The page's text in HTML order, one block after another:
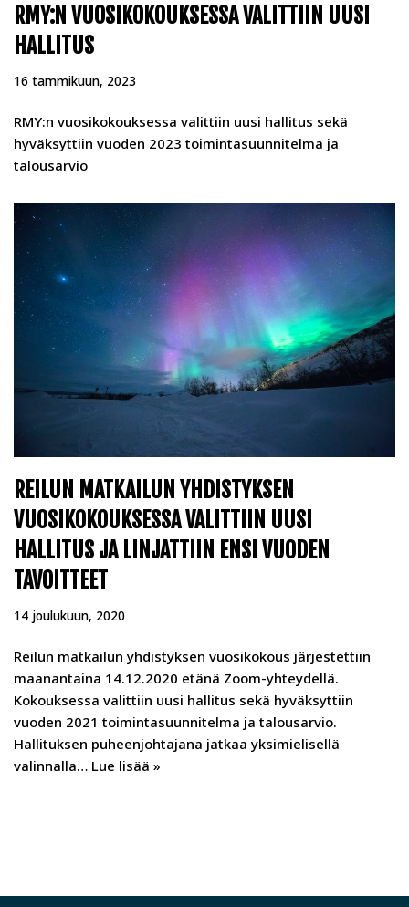
RMY:N VUOSIKOKOUKSESSA VALITTIIN UUSI
HALLITUS
16 tammikuun, 2023
RMY:n vuosikokouksessa valittiin uusi hallitus sekä
hyväksyttiin vuoden 2023 toimintasuunnitelma ja
talousarvio
REILUN MATKAILUN YHDISTYKSEN
VUOSIKOKOUKSESSA VALITTIIN UUSI
HALLITUS JA LINJATTIIN ENSI VUODEN
TAVOITTEET
14 joulukuun, 2020
Reilun matkailun yhdistyksen vuosikokous järjestettiin
maanantaina 14.12.2020 etänä Zoom-yhteydellä.
Kokouksessa valittiin uusi hallitus sekä hyväksyttiin
vuoden 2021 toimintasuunnitelma ja talousarvio.
Hallituksen puheenjohtajana jatkaa yksimielisellä
valinnalla… Lue lisää »